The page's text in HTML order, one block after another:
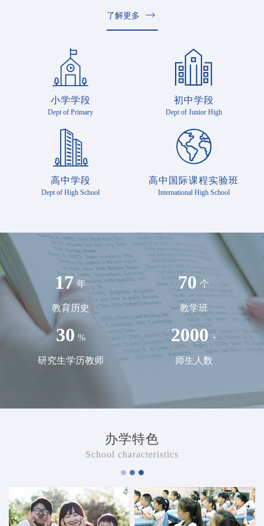
了解更多
小学学段
Dept of Primary
初中学段
Dept of Junior High
高中学段
Dept of High School
高中国际课程实验班
International High School
17 年
教育历史
70 个
教学班
30 %
研究生学历教师
2000 +
师生人数
办学特色
School characteristics